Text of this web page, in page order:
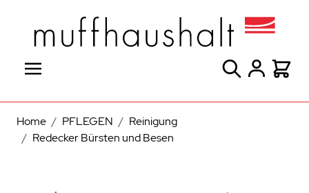
Suche
Home / PFLEGEN / Reinigung
/ Redecker Bürsten und Besen